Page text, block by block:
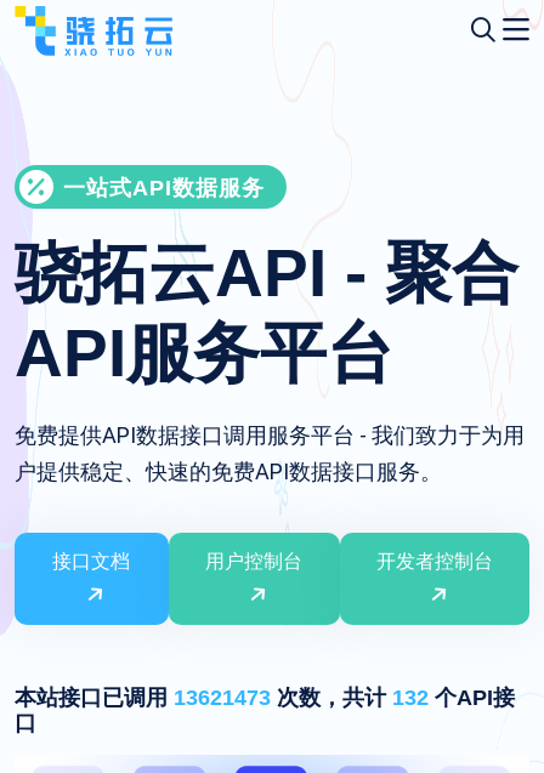
一站式API数据服务
骁拓云API - 聚合
API服务平台
免费提供API数据接口调用服务平台 - 我们致力于为用
户提供稳定、快速的免费API数据接口服务。
接口文档 用户控制台 开发者控制台
本站接口已调用 13621473 次数，共计 132 个API接
口